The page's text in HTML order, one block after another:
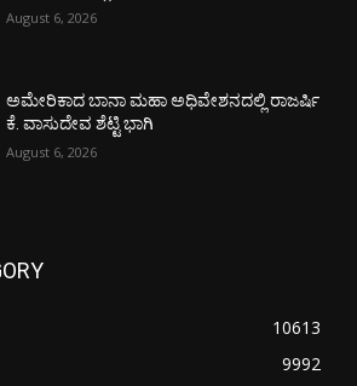
August 6, 2026
ಅಮೇರಿಕಾದ ಬಾನಾ ಮಹಾ ಅಧಿವೇಶನದಲ್ಲಿ ರಾಜರ್ಷಿ
ಕೆ. ವಾಸುದೇವ ಶೆಟ್ಟಿ ಭಾಗಿ
August 6, 2026
10613
9992